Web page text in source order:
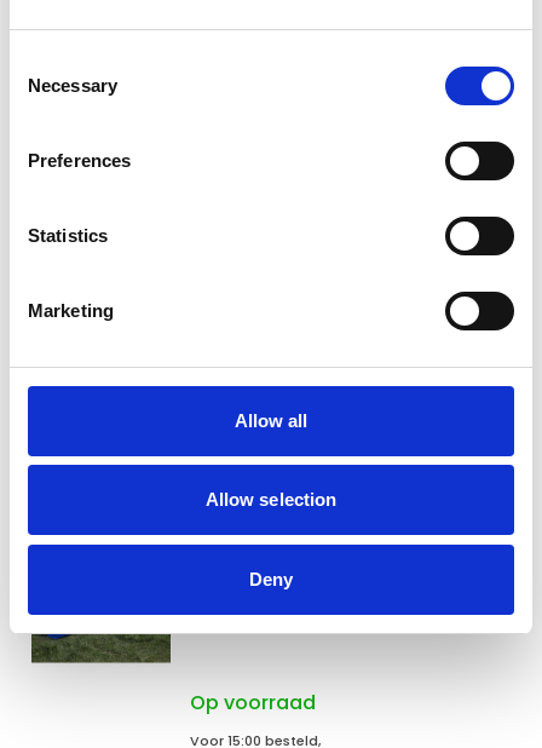
Selection
Necessary
Preferences
Statistics
Marketing
Allow all
Allow selection
Deny
Voor 15:00 besteld,
In winkelwagen
Voor 15:00 besteld,
ProCyoN
ProCyoN Agility Tunnel 152
cm x 60 cm
Op voorraad
Voor 15:00 besteld,